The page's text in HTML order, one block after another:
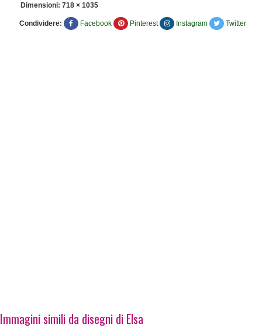
Dimensioni: 718 × 1035
Condividere: Facebook Pinterest Instagram Twitter
Immagini simili da disegni di Elsa